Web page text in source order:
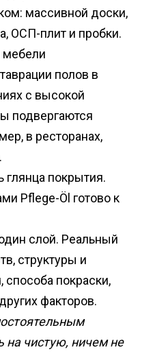
массивной доски,
ОСП-плит и пробки.
мебели
полов в
с высокой
подвергаются
в ресторанах,
глянца покрытия.
Pflege-Öl готово к
слой. Реальный
структуры и
способа покраски,
факторов.
на чистую, ничем не